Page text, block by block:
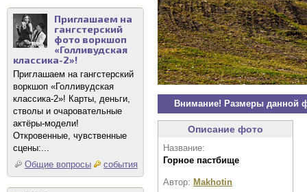
Приглашаем на
гангстерский
фото воркшоп
«Голливудская
классика-2»!
Приглашаем на гангстерский
воркшоп «Голливудская
классика-2»! Карты, деньги,
стволы и очаровательные
актёры-модели!
Откровенные, чувственные
сцены:...
Общие вопросы
события
Внимание! Размеры данной
Описание фото
Название:
Горное пастбище
Автор: Makhotin